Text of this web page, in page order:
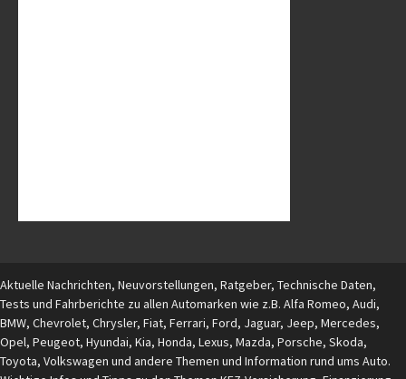
Aktuelle Nachrichten, Neuvorstellungen, Ratgeber, Technische Daten,
Tests und Fahrberichte zu allen Automarken wie z.B. Alfa Romeo, Audi,
BMW, Chevrolet, Chrysler, Fiat, Ferrari, Ford, Jaguar, Jeep, Mercedes,
Opel, Peugeot, Hyundai, Kia, Honda, Lexus, Mazda, Porsche, Skoda,
Toyota, Volkswagen und andere Themen und Information rund ums Auto.